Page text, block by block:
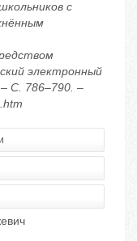
с
электронный
С. 786–790. –